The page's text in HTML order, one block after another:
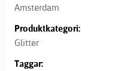
Amsterdam
Produktkategori:
Glitter
Taggar: